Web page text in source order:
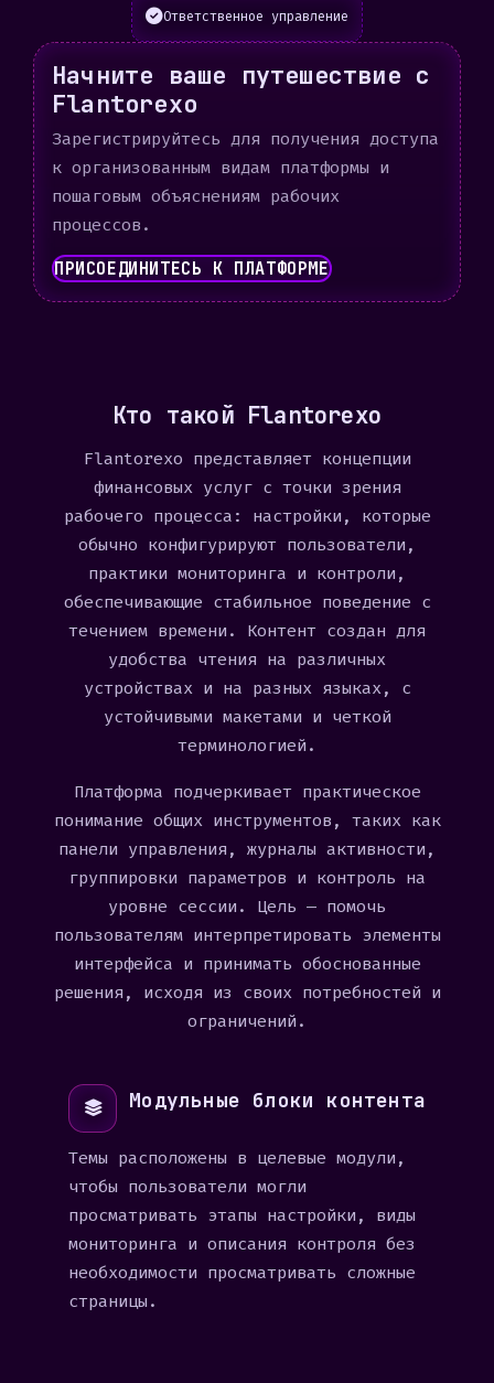
Ответственное управление
Начните ваше путешествие с
Flantorexo
Зарегистрируйтесь для получения доступа
к организованным видам платформы и
пошаговым объяснениям рабочих
процессов.
ПРИСОЕДИНИТЕСЬ К ПЛАТФОРМЕ
Кто такой Flantorexo
Flantorexo представляет концепции
финансовых услуг с точки зрения
рабочего процесса: настройки, которые
обычно конфигурируют пользователи,
практики мониторинга и контроли,
обеспечивающие стабильное поведение с
течением времени. Контент создан для
удобства чтения на различных
устройствах и на разных языках, с
устойчивыми макетами и четкой
терминологией.
Платформа подчеркивает практическое
понимание общих инструментов, таких как
панели управления, журналы активности,
группировки параметров и контроль на
уровне сессии. Цель — помочь
пользователям интерпретировать элементы
интерфейса и принимать обоснованные
решения, исходя из своих потребностей и
ограничений.
Модульные блоки контента
Темы расположены в целевые модули,
чтобы пользователи могли
просматривать этапы настройки, виды
мониторинга и описания контроля без
необходимости просматривать сложные
страницы.